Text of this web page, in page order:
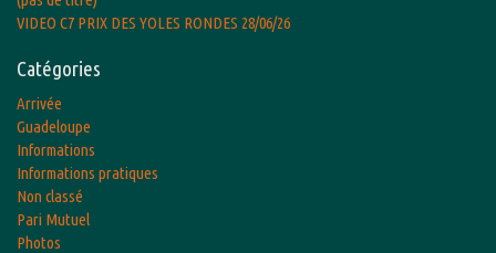
VIDEO C7 PRIX DES YOLES RONDES 28/06/26
Catégories
Arrivée
Guadeloupe
Informations
Informations pratiques
Non classé
Pari Mutuel
Photos